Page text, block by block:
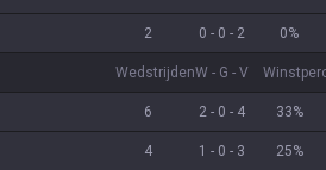
2 0 - 0 - 2 0%
WedstrijdenW- G - V
6 2 - 0 - 4 33%
4 1 - 0 - 3 25%